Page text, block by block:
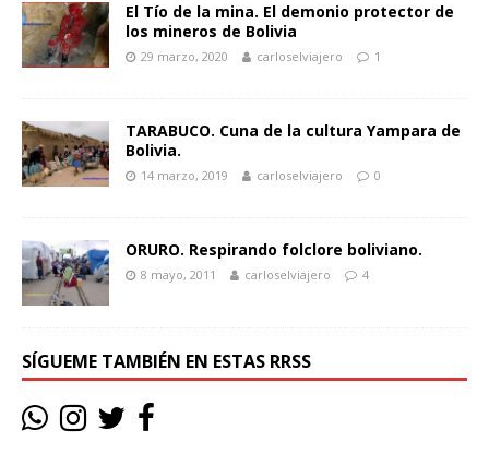
El Tío de la mina. El demonio protector de
los mineros de Bolivia
29 marzo, 2020 carloselviajero 1
TARABUCO. Cuna de la cultura Yampara de
Bolivia.
14 marzo, 2019 carloselviajero 0
ORURO. Respirando folclore boliviano.
8 mayo, 2011 carloselviajero 4
SÍGUEME TAMBIÉN EN ESTAS RRSS